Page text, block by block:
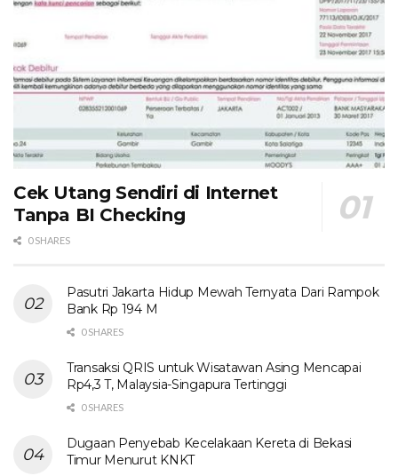
Cek Utang Sendiri di Internet
Tanpa BI Checking
0 SHARES
Pasutri Jakarta Hidup Mewah Ternyata Dari Rampok
Bank Rp 194 M
0 SHARES
Transaksi QRIS untuk Wisatawan Asing Mencapai
Rp4,3 T, Malaysia-Singapura Tertinggi
0 SHARES
Dugaan Penyebab Kecelakaan Kereta di Bekasi
Timur Menurut KNKT